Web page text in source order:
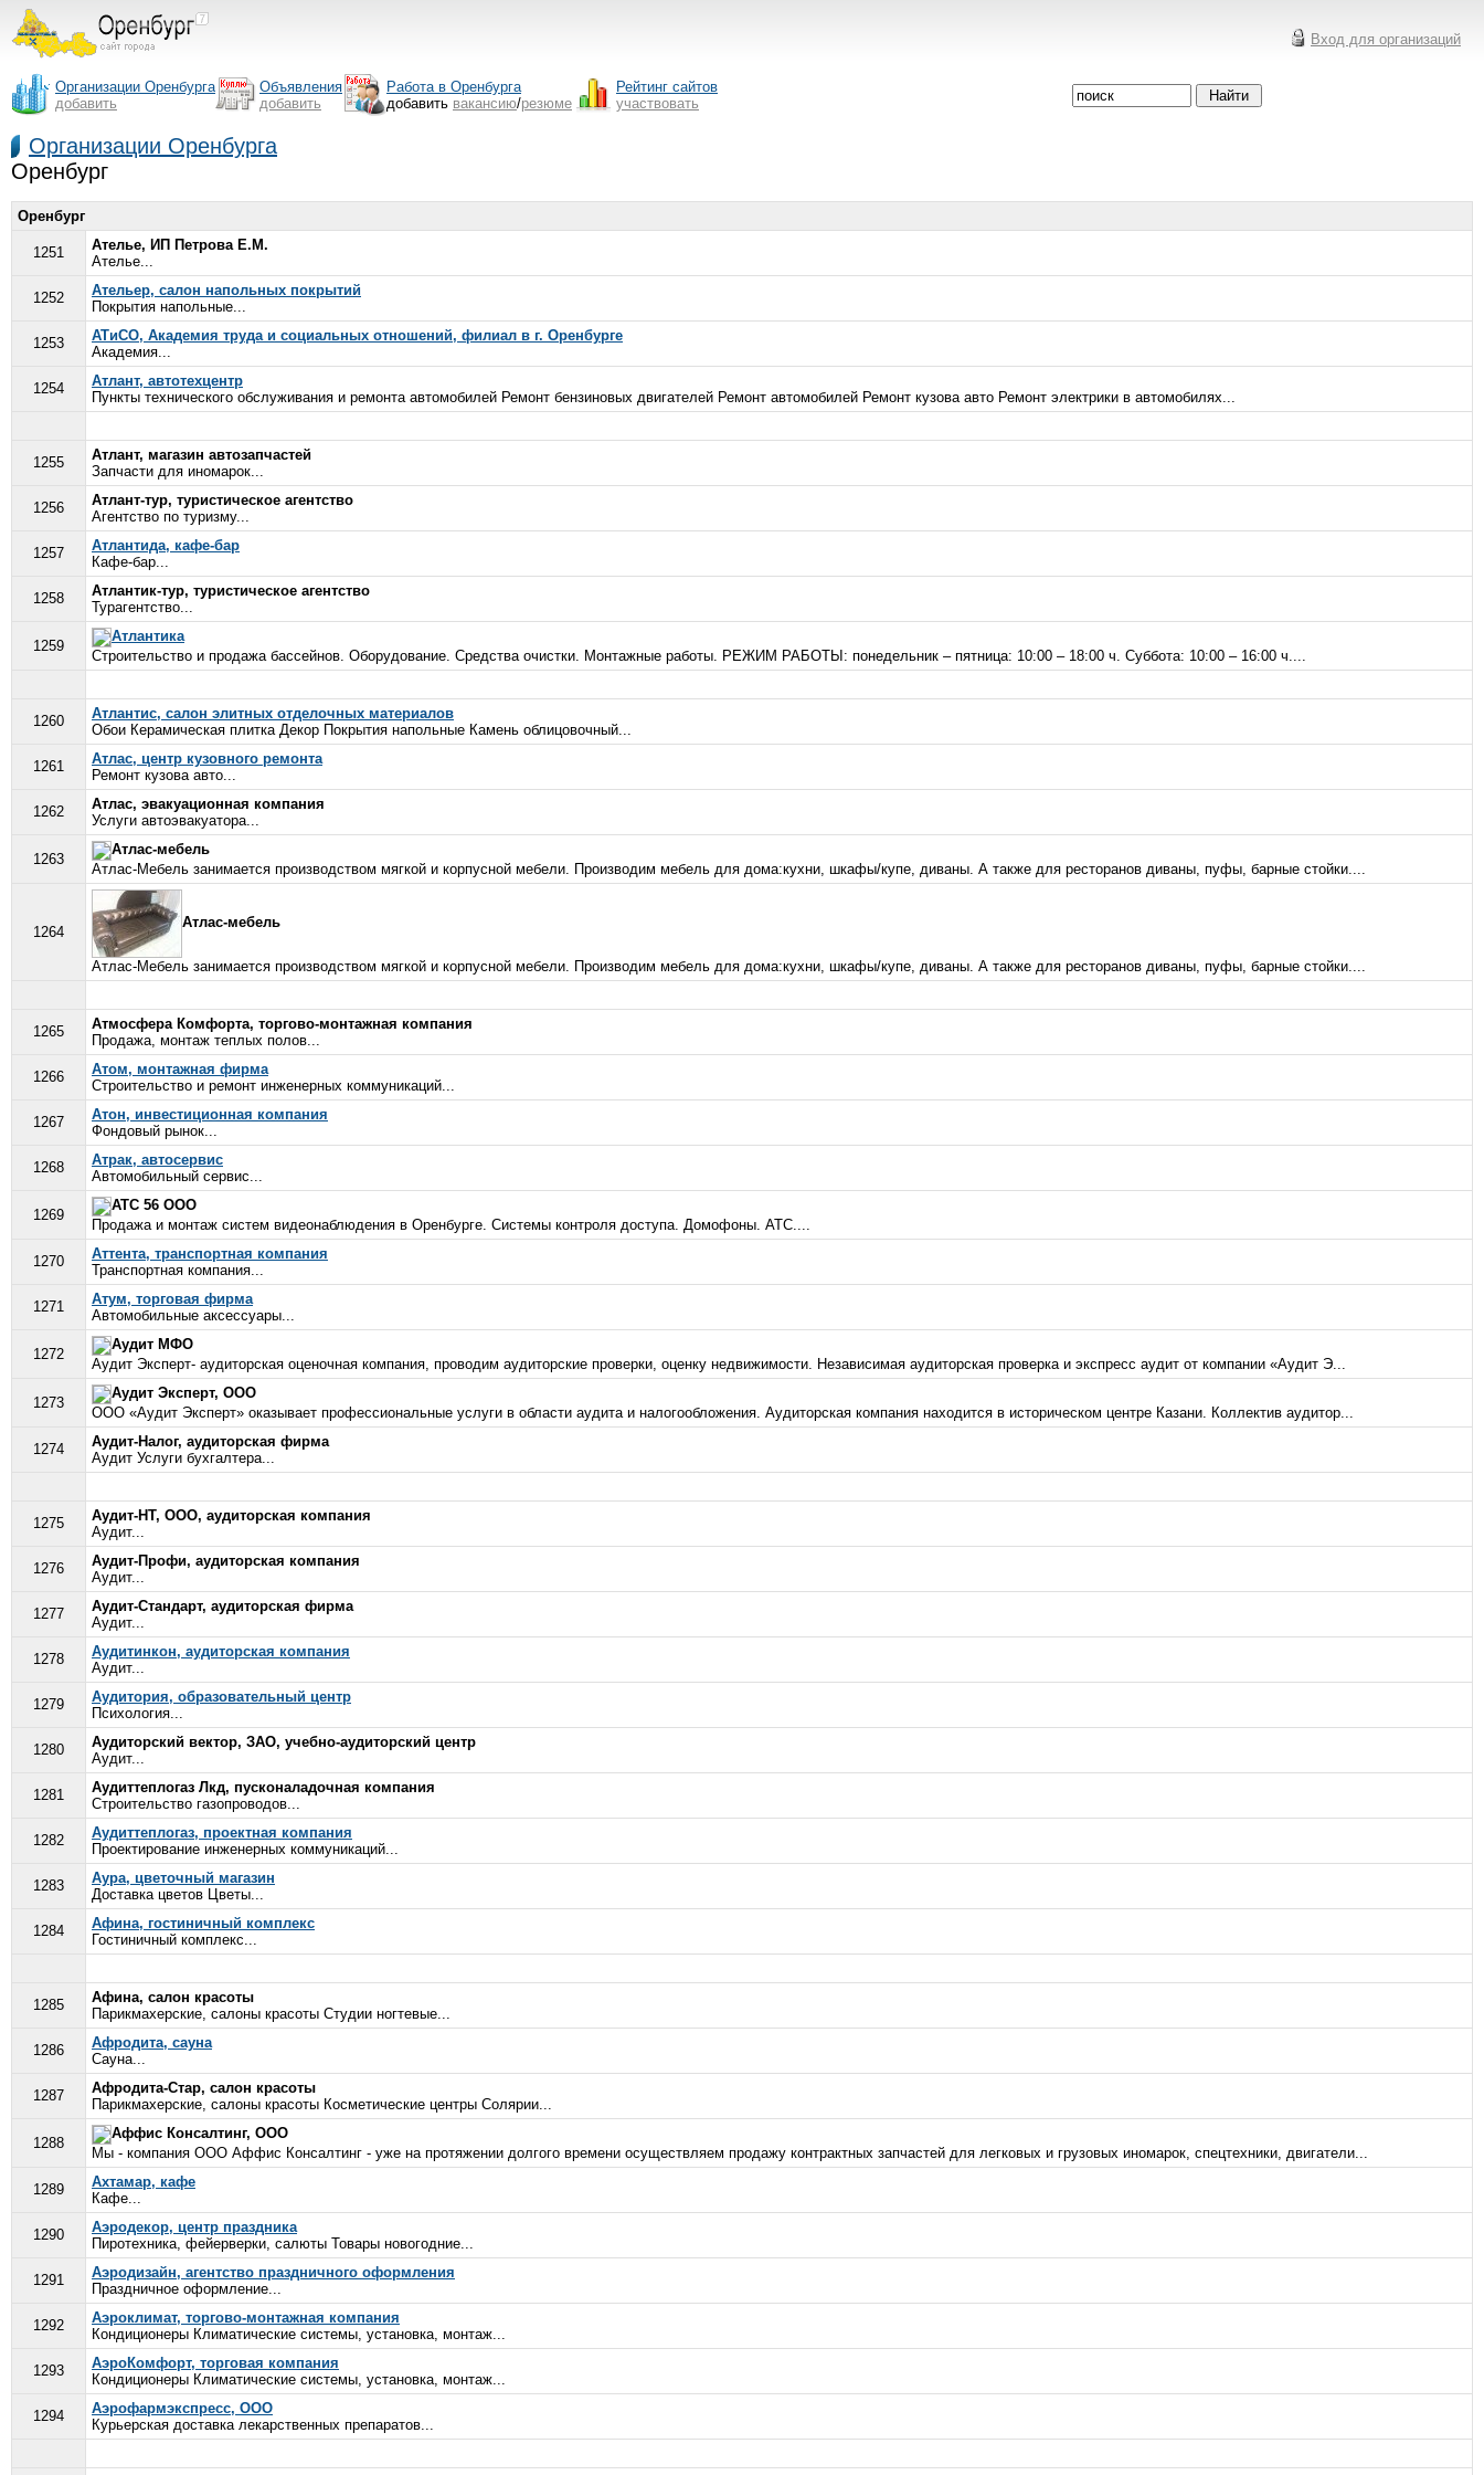
Вход для организаций
Организации Оренбурга
добавить
Объявления
добавить
Работа в Оренбурга
добавить вакансию/резюме
Рейтинг сайтов
участвовать
Организации Оренбурга
Оренбург
Оренбург
1251
Ателье, ИП Петрова Е.М.
Ателье...
1252
Ательер, салон напольных покрытий
Покрытия напольные...
1253
АТиСО, Академия труда и социальных отношений, филиал в г. Оренбурге
Академия...
1254
Атлант, автотехцентр
Пункты технического обслуживания и ремонта автомобилей Ремонт бензиновых двигателей Ремонт автомобилей Ремонт кузова авто Ремонт электрики в автомобилях...
1255
Атлант, магазин автозапчастей
Запчасти для иномарок...
1256
Атлант-тур, туристическое агентство
Агентство по туризму...
1257
Атлантида, кафе-бар
Кафе-бар...
1258
Атлантик-тур, туристическое агентство
Турагентство...
1259
Атлантика
Строительство и продажа бассейнов. Оборудование. Средства очистки. Монтажные работы. РЕЖИМ РАБОТЫ: понедельник – пятница: 10:00 – 18:00 ч. Суббота: 10:00 – 16:00 ч....
1260
Атлантис, салон элитных отделочных материалов
Обои Керамическая плитка Декор Покрытия напольные Камень облицовочный...
1261
Атлас, центр кузовного ремонта
Ремонт кузова авто...
1262
Атлас, эвакуационная компания
Услуги автоэвакуатора...
1263
Атлас-мебель
Атлас-Мебель занимается производством мягкой и корпусной мебели. Производим мебель для дома:кухни, шкафы/купе, диваны. А также для ресторанов диваны, пуфы, барные стойки....
1264
Атлас-мебель
Атлас-Мебель занимается производством мягкой и корпусной мебели. Производим мебель для дома:кухни, шкафы/купе, диваны. А также для ресторанов диваны, пуфы, барные стойки....
1265
Атмосфера Комфорта, торгово-монтажная компания
Продажа, монтаж теплых полов...
1266
Атом, монтажная фирма
Строительство и ремонт инженерных коммуникаций...
1267
Атон, инвестиционная компания
Фондовый рынок...
1268
Атрак, автосервис
Aвтомобильный сервис...
1269
АТС 56 ООО
Продажа и монтаж систем видеонаблюдения в Оренбурге. Системы контроля доступа. Домофоны. АТС....
1270
Аттента, транспортная компания
Транспортная компания...
1271
Атум, торговая фирма
Автомобильные аксессуары...
1272
Аудит МФО
Аудит Эксперт- аудиторская оценочная компания, проводим аудиторские проверки, оценку недвижимости. Независимая аудиторская проверка и экспресс аудит от компании «Аудит Э...
1273
Аудит Эксперт, ООО
ООО «Аудит Эксперт» оказывает профессиональные услуги в области аудита и налогообложения. Аудиторская компания находится в историческом центре Казани. Коллектив аудитор...
1274
Аудит-Налог, аудиторская фирма
Аудит Услуги бухгалтера...
1275
Аудит-НТ, ООО, аудиторская компания
Аудит...
1276
Аудит-Профи, аудиторская компания
Аудит...
1277
Аудит-Стандарт, аудиторская фирма
Аудит...
1278
Аудитинкон, аудиторская компания
Аудит...
1279
Аудитория, образовательный центр
Психология...
1280
Аудиторский вектор, ЗАО, учебно-аудиторский центр
Аудит...
1281
Аудиттеплогаз Лкд, пусконаладочная компания
Строительство газопроводов...
1282
Аудиттеплогаз, проектная компания
Проектирование инженерных коммуникаций...
1283
Аура, цветочный магазин
Доставка цветов Цветы...
1284
Афина, гостиничный комплекс
Гостиничный комплекс...
1285
Афина, салон красоты
Парикмахерские, салоны красоты Студии ногтевые...
1286
Афродита, сауна
Сауна...
1287
Афродита-Стар, салон красоты
Парикмахерские, салоны красоты Косметические центры Солярии...
1288
Аффис Консалтинг, ООО
Мы - компания ООО Аффис Консалтинг - уже на протяжении долгого времени осуществляем продажу контрактных запчастей для легковых и грузовых иномарок, спецтехники, двигатели...
1289
Ахтамар, кафе
Кафе...
1290
Аэродекор, центр праздника
Пиротехника, фейерверки, салюты Товары новогодние...
1291
Аэродизайн, агентство праздничного оформления
Праздничное оформление...
1292
Аэроклимат, торгово-монтажная компания
Кондиционеры Климатические системы, установка, монтаж...
1293
АэроКомфорт, торговая компания
Кондиционеры Климатические системы, установка, монтаж...
1294
Аэрофармэкспресс, ООО
Курьерская доставка лекарственных препаратов...